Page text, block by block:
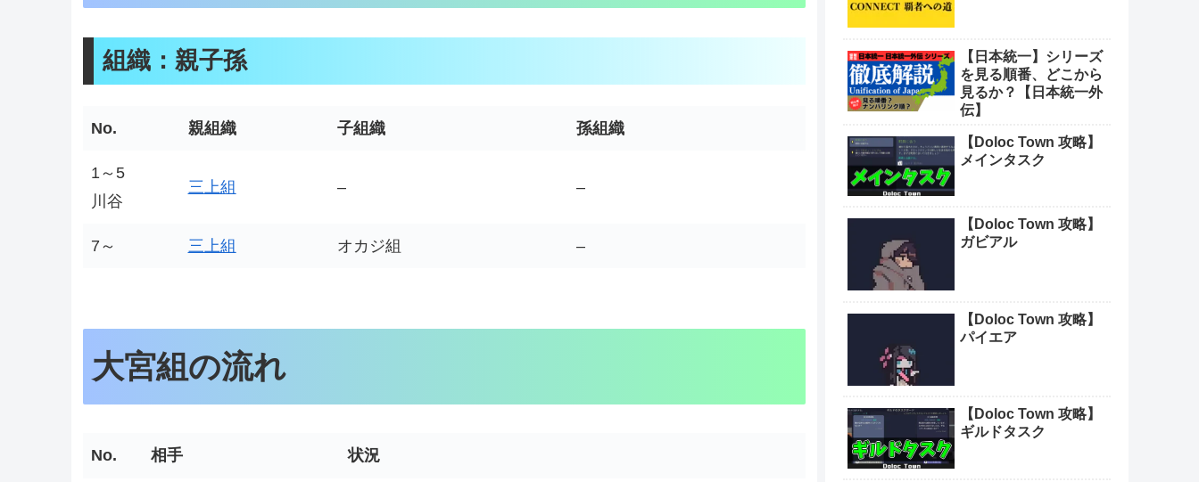
組織：親子孫
No. 親組織 子組織 孫組織
1～5
川谷
三上組 – –
7～ 三上組 オカジ組 –
大宮組の流れ
No. 相手 状況
【日本統一】シリーズ
を見る順番、どこから
見るか？【日本統一外
伝】
【Doloc Town 攻略】
メインタスク
【Doloc Town 攻略】
ガビアル
【Doloc Town 攻略】
パイエア
【Doloc Town 攻略】
ギルドタスク